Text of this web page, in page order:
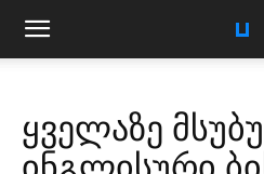
ყველაზე